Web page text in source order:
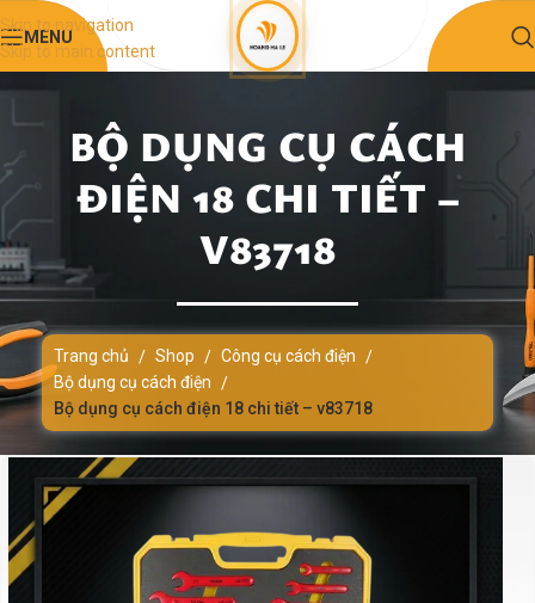
Skip to navigation
Skip to main content
MENU
BỘ DỤNG CỤ CÁCH
ĐIỆN 18 CHI TIẾT –
V83718
Trang chủ / Shop / Công cụ cách điện /
Bộ dụng cụ cách điện /
Bộ dụng cụ cách điện 18 chi tiết – v83718